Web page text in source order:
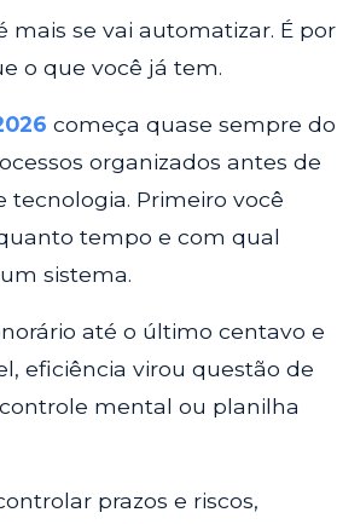
se vai automatizar. É por
o que você já tem.
começa quase sempre do
organizados antes de
Primeiro você
tempo e com qual
sistema.
até o último centavo e
eficiência virou questão de
mental ou planilha
prazos e riscos,